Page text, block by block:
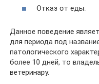
Отказ от еды.
Данное поведение
для периода под
патологического
более 10 дней, то
ветеринару.